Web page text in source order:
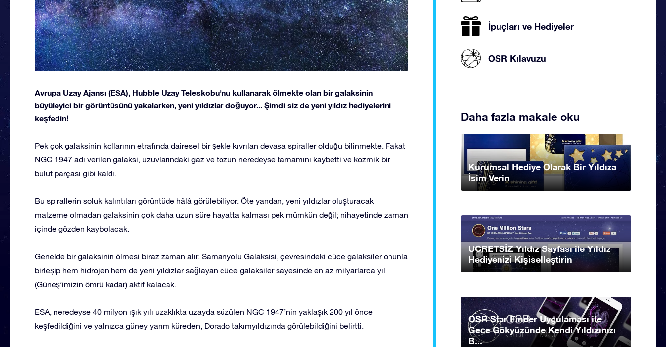
Avrupa Uzay Ajansı (ESA), Hubble Uzay Teleskobu'nu kullanarak ölmekte olan bir galaksinin
büyüleyici bir görüntüsünü yakalarken, yeni yıldızlar doğuyor... Şimdi siz de yeni yıldız hediyelerini
keşfedin!
Pek çok galaksinin kollarının etrafında dairesel bir şekle kıvrılan devasa spiraller olduğu bilinmekte. Fakat
NGC 1947 adı verilen galaksi, uzuvlarındaki gaz ve tozun neredeyse tamamını kaybetti ve kozmik bir
bulut parçası gibi kaldı.
Bu spirallerin soluk kalıntıları görüntüde hâlâ görülebiliyor. Öte yandan, yeni yıldızlar oluşturacak
malzeme olmadan galaksinin çok daha uzun süre hayatta kalması pek mümkün değil; nihayetinde zaman
içinde gözden kaybolacak.
Genelde bir galaksinin ölmesi biraz zaman alır. Samanyolu Galaksisi, çevresindeki cüce galaksiler onunla
birleşip hem hidrojen hem de yeni yıldızlar sağlayan cüce galaksiler sayesinde en az milyarlarca yıl
(Güneş’imizin ömrü kadar) aktif kalacak.
ESA, neredeyse 40 milyon ışık yılı uzaklıkta uzayda süzülen NGC 1947’nin yaklaşık 200 yıl önce
keşfedildiğini ve yalnızca güney yarım küreden, Dorado takımyıldızında görülebildiğini belirtti.
İpuçları ve Hediyeler
OSR Kılavuzu
Daha fazla makale oku
Kurumsal Hediye Olarak Bir Yıldıza
İsim Verin
UCRETSİZ Yıldız Sayfası ile Yıldız
Hediyenizi Kişiselleştirin
OSR Star Finder Uygulaması ile
Gece Gökyüzünde Kendi Yıldızınızı
B...